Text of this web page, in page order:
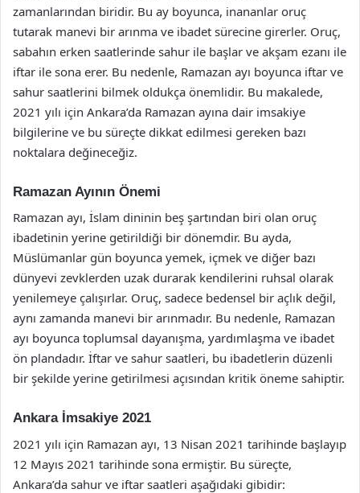
zamanlarından biridir. Bu ay boyunca, inananlar oruç
tutarak manevi bir arınma ve ibadet sürecine girerler. Oruç,
sabahın erken saatlerinde sahur ile başlar ve akşam ezanı ile
iftar ile sona erer. Bu nedenle, Ramazan ayı boyunca iftar ve
sahur saatlerini bilmek oldukça önemlidir. Bu makalede,
2021 yılı için Ankara’da Ramazan ayına dair imsakiye
bilgilerine ve bu süreçte dikkat edilmesi gereken bazı
noktalara değineceğiz.
Ramazan Ayının Önemi
Ramazan ayı, İslam dininin beş şartından biri olan oruç
ibadetinin yerine getirildiği bir dönemdir. Bu ayda,
Müslümanlar gün boyunca yemek, içmek ve diğer bazı
dünyevi zevklerden uzak durarak kendilerini ruhsal olarak
yenilemeye çalışırlar. Oruç, sadece bedensel bir açlık değil,
aynı zamanda manevi bir arınmadır. Bu nedenle, Ramazan
ayı boyunca toplumsal dayanışma, yardımlaşma ve ibadet
ön plandadır. İftar ve sahur saatleri, bu ibadetlerin düzenli
bir şekilde yerine getirilmesi açısından kritik öneme sahiptir.
Ankara İmsakiye 2021
2021 yılı için Ramazan ayı, 13 Nisan 2021 tarihinde başlayıp
12 Mayıs 2021 tarihinde sona ermiştir. Bu süreçte,
Ankara’da sahur ve iftar saatleri aşağıdaki gibidir: